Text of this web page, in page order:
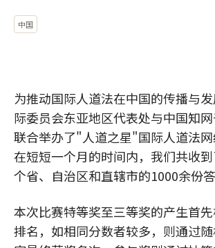
中国
为推动国际人道法在中国的传播与
际委员会东亚地区代表处与中国知
联合举办了"人道之星"国际人道法网
在短短一个月的时间内，我们共收
个省、自治区和直辖市的1000余份答
本次比赛特等奖至三等奖的产生首
排名，如相同分数者较多，则通过